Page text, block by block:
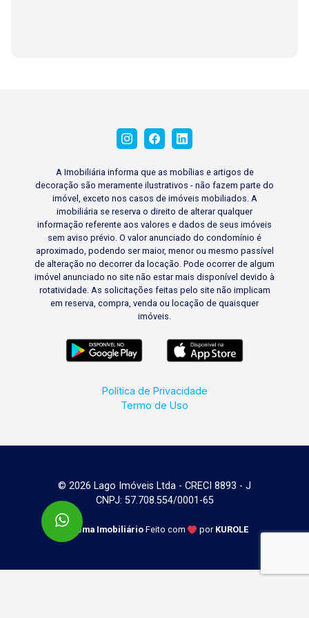
A Imobiliária informa que as mobílias e artigos de
decoração são meramente ilustrativos - não fazem parte do
imóvel, exceto nos casos de imóveis mobiliados. A
imobiliária se reserva o direito de alterar qualquer
informação referente aos valores e dados de seus imóveis
sem aviso prévio. O valor anunciado do condomínio é
aproximado, podendo ser maior, menor ou mesmo passível
de alteração no decorrer da locação. Pode ocorrer de algum
imóvel anunciado no site não estar mais disponível devido à
rotatividade. As solicitações feitas pelo site não implicam
em reserva, compra, venda ou locação de quaisquer
imóveis.
Política de Privacidade
Termo de Uso
© 2026 Lago Imóveis Ltda - CRECI 8893 - J
CNPJ: 57.708.554/0001-65
Sistema Imobiliário Feito com por KUROLE